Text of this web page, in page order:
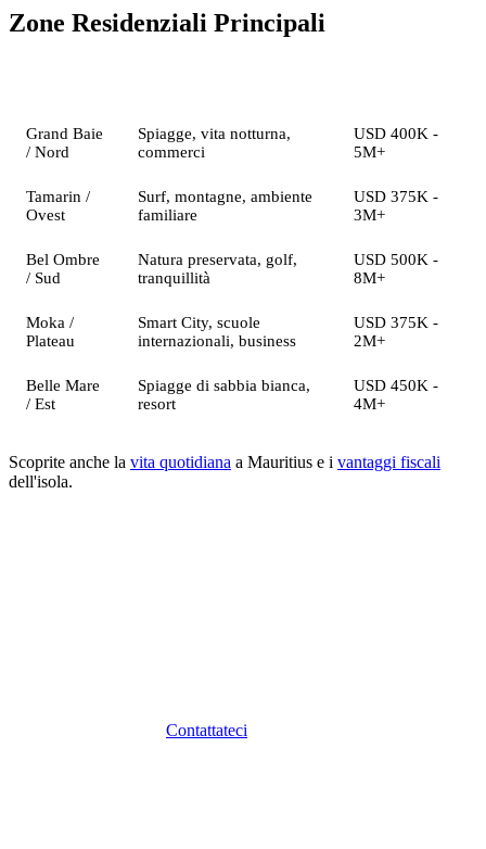
Zone Residenziali Principali
Grand Baie
/ Nord
Spiagge, vita notturna,
commerci
USD 400K -
5M+
Tamarin /
Ovest
Surf, montagne, ambiente
familiare
USD 375K -
3M+
Bel Ombre
/ Sud
Natura preservata, golf,
tranquillità
USD 500K -
8M+
Moka /
Plateau
Smart City, scuole
internazionali, business
USD 375K -
2M+
Belle Mare
/ Est
Spiagge di sabbia bianca,
resort
USD 450K -
4M+
Scoprite anche la vita quotidiana a Mauritius e i vantaggi fiscali
dell'isola.
Contattateci